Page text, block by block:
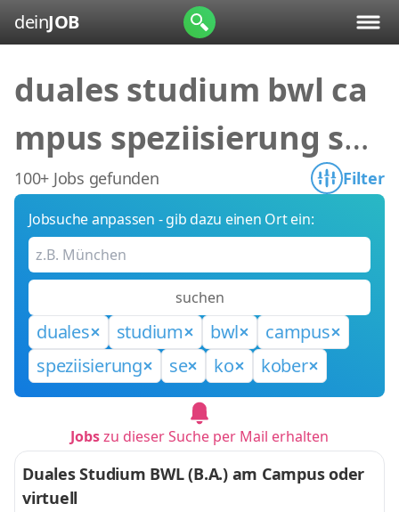
deinJOB
duales studium bwl ca
mpus speziisierung se
ko kober
100+ Jobs gefunden Filter
Jobsuche anpassen - gib dazu einen Ort ein:
suchen
duales studium bwl
campus
speziisierung
se ko kober
Jobszu dieser Suche per Mail erhalten
Duales Studium BWL (B.A.) am Campus oder
virtuell